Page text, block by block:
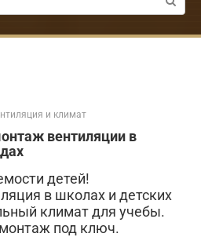
и климат
вентиляции в
детей!
в школах и детских
климат для учебы.
под ключ.